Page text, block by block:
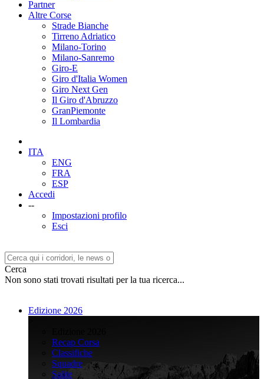
Partner
Altre Corse
Strade Bianche
Tirreno Adriatico
Milano-Torino
Milano-Sanremo
Giro-E
Giro d'Italia Women
Giro Next Gen
Il Giro d'Abruzzo
GranPiemonte
Il Lombardia
ITA
ENG
FRA
ESP
Accedi
--
Impostazioni profilo
Esci
Cerca
Non sono stati trovati risultati per la tua ricerca...
Edizione 2026
Recap Corsa
Classifiche
Squadre
Salite